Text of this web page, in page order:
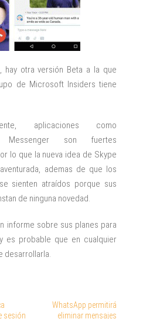
hay otra versión Beta a la que
de Microsoft Insiders tiene
aplicaciones como
Messenger son fuertes
lo que la nueva idea de Skype
ademas de que los
sienten atraídos porque sus
de ninguna novedad.
informe sobre sus planes para
es probable que en cualquier
desarrollarla.
sesión
WhatsApp permitirá
eliminar mensajes